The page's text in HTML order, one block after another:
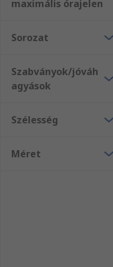
maximális órajelen
Sorozat
Szabványok/jóváh
agyások
Szélesség
Méret